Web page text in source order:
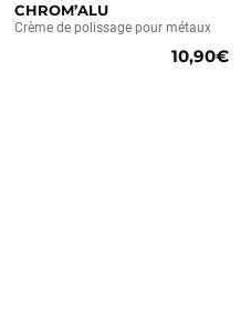
CHROM’ALU
Crème de polissage pour métaux
10,90€